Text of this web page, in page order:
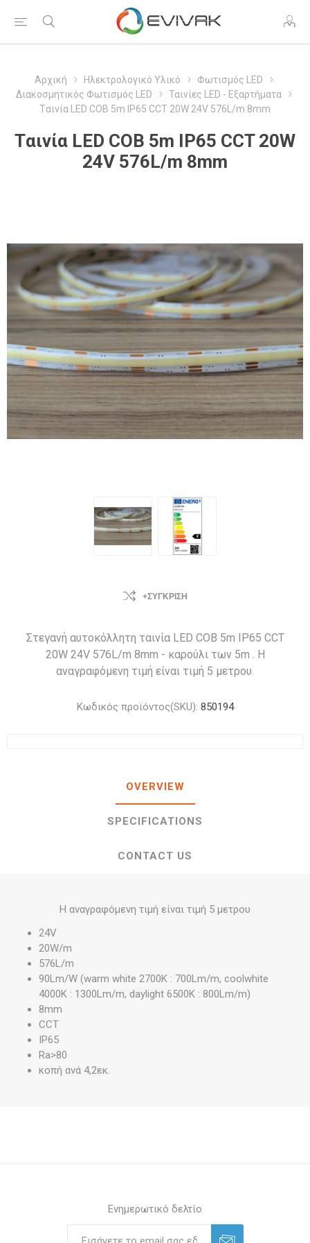
Αρχική Ηλεκτρολογικό Υλικό
Φωτισμός LED
Διακοσμητικός Φωτισμός LED
Ταινίες LED - Εξαρτήματα
Tαινία LED COB 5m IP65 CCT 20W 24V 576L/m 8mm
Tαινία LED COB 5m IP65 CCT 20W
24V 576L/m 8mm
+ΣΎΓΚΡΙΣΗ
Στεγανή αυτοκόλλητη ταινία LED COB 5m IP65 CCT
20W 24V 576L/m 8mm - καρούλι των 5m . Η
αναγραφόμενη τιμή είναι τιμή 5 μετρου.
Κωδικός προϊόντος(SKU): 850194
OVERVIEW
SPECIFICATIONS
CONTACT US
Η αναγραφόμενη τιμή είναι τιμή 5 μετρου
24V
20W/m
576L/m
90Lm/W (warm white 2700K : 700Lm/m, coolwhite
4000K : 1300Lm/m, daylight 6500K : 800Lm/m)
8mm
CCT
IP65
Ra>80
κοπή ανά 4,2εκ.
Ενημερωτικό δελτίο